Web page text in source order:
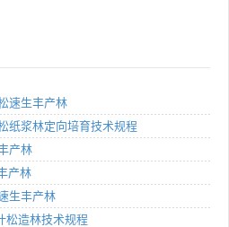
速生丰产林
纸浆林定向培育技术规程
产林
产林
生丰产林
松造林技术规程